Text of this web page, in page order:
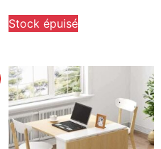
Stock épuisé